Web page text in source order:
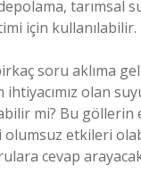
tarımsal
için kullanılabilir.
soru aklıma
olan
mi? Bu göllerin
olumsuz etkileri
cevap